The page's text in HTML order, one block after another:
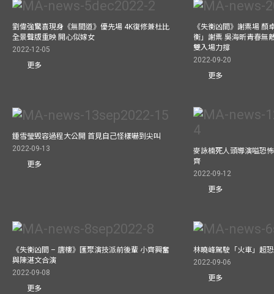
劉偉強驚喜現身《無間道》優先場 4K復修兼杜比
全景聲版重映 開心似嫁女
2022-12-05
更多
《失衡凶間》謝票場 顏
衡」謝票 吳海昕青春無
雙入場力撐
2022-09-20
更多
鍾雪瑩毁容過程大公開 首見自己怪樣嚇到尖叫
2022-09-13
更多
麥詠楠死人頭導演嗌恐
齊
2022-09-12
更多
《失衡凶間 – 唐樓》匯聚演技派前後輩 小齊興奮
與陳湛文合演
2022-09-08
更多
林曉峰駕駛「火車」超
2022-09-06
更多